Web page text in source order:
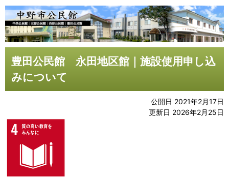
豊田公民館 永田地区館｜施設使用申し込
みについて
公開日 2021年2月17日
更新日 2026年2月25日